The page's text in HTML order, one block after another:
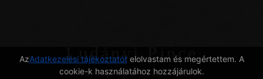
Ludányi Pince
Ahol a Nap és a hegy összeér
AzAdatkezelési tájékoztatótelolvastam és megértettem. A
cookie-k használatához hozzájárulok.